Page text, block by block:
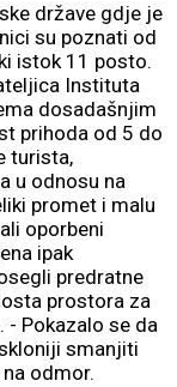
države gdje je
su poznati od
istok 11 posto.
Instituta
dosadašnjim
prihoda od 5 do
turista,
u odnosu na
promet i malu
oporbeni
ipak
predratne
prostora za
- Pokazalo se da
smanjiti
odmor.